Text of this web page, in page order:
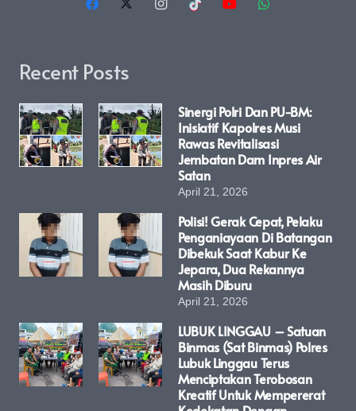
Recent Posts
Sinergi Polri Dan PU-BM:
Inisiatif Kapolres Musi
Rawas Revitalisasi
Jembatan Dam Inpres Air
Satan
April 21, 2026
Polisi! Gerak Cepat, Pelaku
Penganiayaan Di Batangan
Dibekuk Saat Kabur Ke
Jepara, Dua Rekannya
Masih Diburu
April 21, 2026
LUBUK LINGGAU – Satuan
Binmas (Sat Binmas) Polres
Lubuk Linggau Terus
Menciptakan Terobosan
Kreatif Untuk Mempererat